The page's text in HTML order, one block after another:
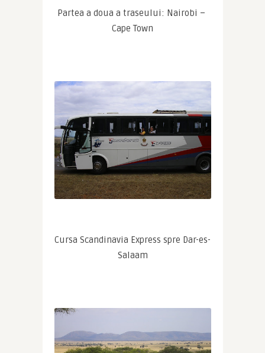
Partea a doua a traseului: Nairobi –
Cape Town
Cursa Scandinavia Express spre Dar-es-
Salaam